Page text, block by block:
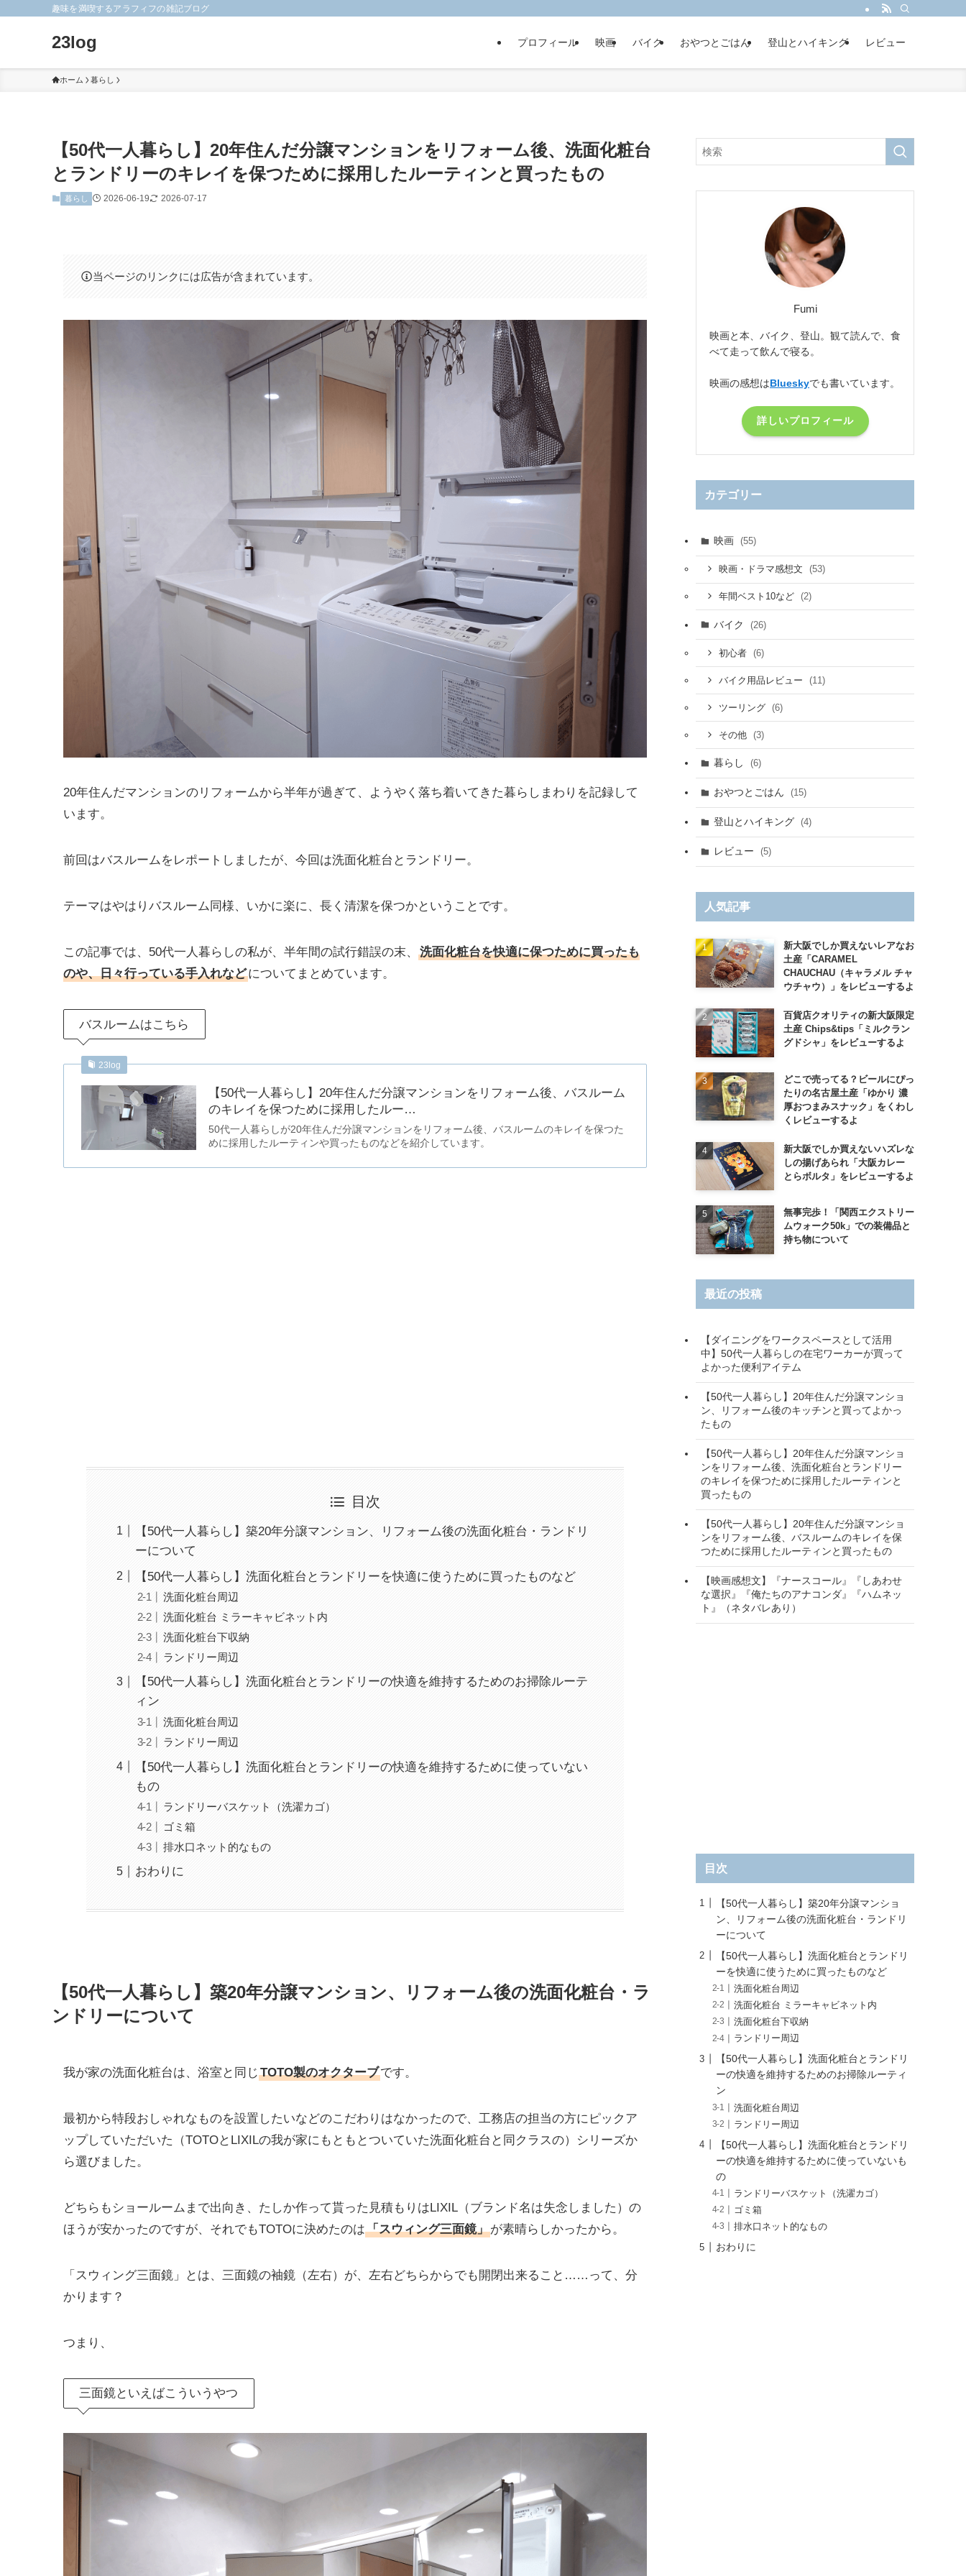
趣味を満喫するアラフィフの雑記ブログ
23log プロフィール 映画 バイク おやつとごはん 登山とハイキング レビュー
ホーム 暮らし
【50代一人暮らし】20年住んだ分譲マンションをリフォーム後、洗面化粧台
とランドリーのキレイを保つために採用したルーティンと買ったもの
暮らし 2026-06-19 2026-07-17
当ページのリンクには広告が含まれています。
20年住んだマンションのリフォームから半年が過ぎて、ようやく落ち着いてきた暮らしまわりを記録して
います。
前回はバスルームをレポートしましたが、今回は洗面化粧台とランドリー。
テーマはやはりバスルーム同様、いかに楽に、長く清潔を保つかということです。
この記事では、50代一人暮らしの私が、半年間の試行錯誤の末、
洗面化粧台を快適に保つために買ったも
のや、日々行っている手入れなどについてまとめています。
バスルームはこちら
23log
【50代一人暮らし】20年住んだ分譲マンションをリフォーム後、バスルーム
のキレイを保つために採用したルー…
50代一人暮らしが20年住んだ分譲マンションをリフォーム後、バスルームのキレイを保つた
めに採用したルーティンや買ったものなどを紹介しています。
目次
【50代一人暮らし】築20年分譲マンション、リフォーム後の洗面化粧台・ランドリ
ーについて
【50代一人暮らし】洗面化粧台とランドリーを快適に使うために買ったものなど
洗面化粧台周辺
洗面化粧台 ミラーキャビネット内
洗面化粧台下収納
ランドリー周辺
【50代一人暮らし】洗面化粧台とランドリーの快適を維持するためのお掃除ルーテ
ィン
洗面化粧台周辺
ランドリー周辺
【50代一人暮らし】洗面化粧台とランドリーの快適を維持するために使っていない
もの
ランドリーバスケット（洗濯カゴ）
ゴミ箱
排水口ネット的なもの
おわりに
【50代一人暮らし】築20年分譲マンション、リフォーム後の洗面化粧台・ラ
ンドリーについて
我が家の洗面化粧台は、浴室と同じ TOTO製のオクターブです。
最初から特段おしゃれなものを設置したいなどのこだわりはなかったので、工務店の担当の方にピックア
ップしていただいた（TOTOとLIXILの我が家にもともとついていた洗面化粧台と同クラスの）シリーズか
ら選びました。
どちらもショールームまで出向き、たしか作って貰った見積もりはLIXIL（ブランド名は失念しました）の
ほうが安かったのですが、それでもTOTOに決めたのは「スウィング三面鏡」が素晴らしかったから。
「スウィング三面鏡」とは、三面鏡の袖鏡（左右）が、左右どちらからでも開閉出来ること……って、分
かります？
つまり、
三面鏡といえばこういうやつ
Fumi
映画と本、バイク、登山。観て読んで、食
べて走って飲んで寝る。
映画の感想はBlueskyでも書いています。
詳しいプロフィール
カテゴリー
映画 (55)
映画・ドラマ感想文 (53)
年間ベスト10など (2)
バイク (26)
初心者 (6)
バイク用品レビュー (11)
ツーリング (6)
その他 (3)
暮らし (6)
おやつとごはん (15)
登山とハイキング (4)
レビュー (5)
人気記事
新大阪でしか買えないレアなお
土産「CARAMEL
CHAUCHAU（キャラメル チャ
ウチャウ）」をレビューするよ
百貨店クオリティの新大阪限定
土産 Chips&tips「ミルクラン
グドシャ」をレビューするよ
どこで売ってる？ビールにぴっ
たりの名古屋土産「ゆかり 濃
厚おつまみスナック」をくわし
くレビューするよ
新大阪でしか買えないハズレな
しの揚げあられ「大阪カレー
とらボルタ」をレビューするよ
無事完歩！「関西エクストリー
ムウォーク50k」での装備品と
持ち物について
最近の投稿
【ダイニングをワークスペースとして活用
中】50代一人暮らしの在宅ワーカーが買って
よかった便利アイテム
【50代一人暮らし】20年住んだ分譲マンショ
ン、リフォーム後のキッチンと買ってよかっ
たもの
【50代一人暮らし】20年住んだ分譲マンショ
ンをリフォーム後、洗面化粧台とランドリー
のキレイを保つために採用したルーティンと
買ったもの
【50代一人暮らし】20年住んだ分譲マンショ
ンをリフォーム後、バスルームのキレイを保
つために採用したルーティンと買ったもの
【映画感想文】『ナースコール』『しあわせ
な選択』『俺たちのアナコンダ』『ハムネッ
ト』（ネタバレあり）
目次
【50代一人暮らし】築20年分譲マンショ
ン、リフォーム後の洗面化粧台・ランドリ
ーについて
【50代一人暮らし】洗面化粧台とランドリ
ーを快適に使うために買ったものなど
洗面化粧台周辺
洗面化粧台 ミラーキャビネット内
洗面化粧台下収納
ランドリー周辺
【50代一人暮らし】洗面化粧台とランドリ
ーの快適を維持するためのお掃除ルーティ
ン
洗面化粧台周辺
ランドリー周辺
【50代一人暮らし】洗面化粧台とランドリ
ーの快適を維持するために使っていないも
の
ランドリーバスケット（洗濯カゴ）
ゴミ箱
排水口ネット的なもの
おわりに